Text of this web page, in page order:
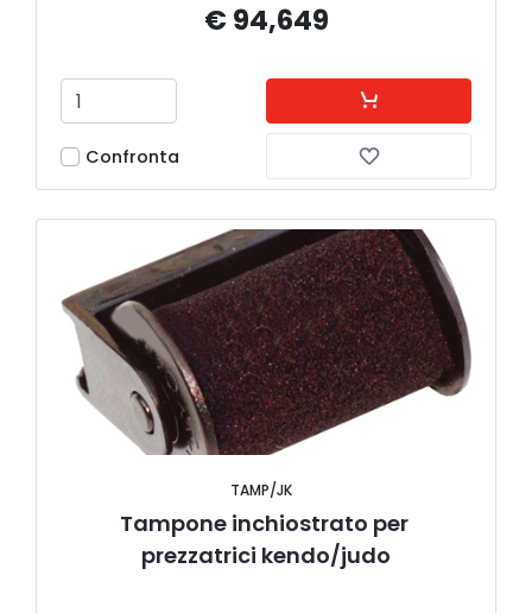
€ 94,649
Confronta
TAMP/JK
Tampone inchiostrato per
prezzatrici kendo/judo